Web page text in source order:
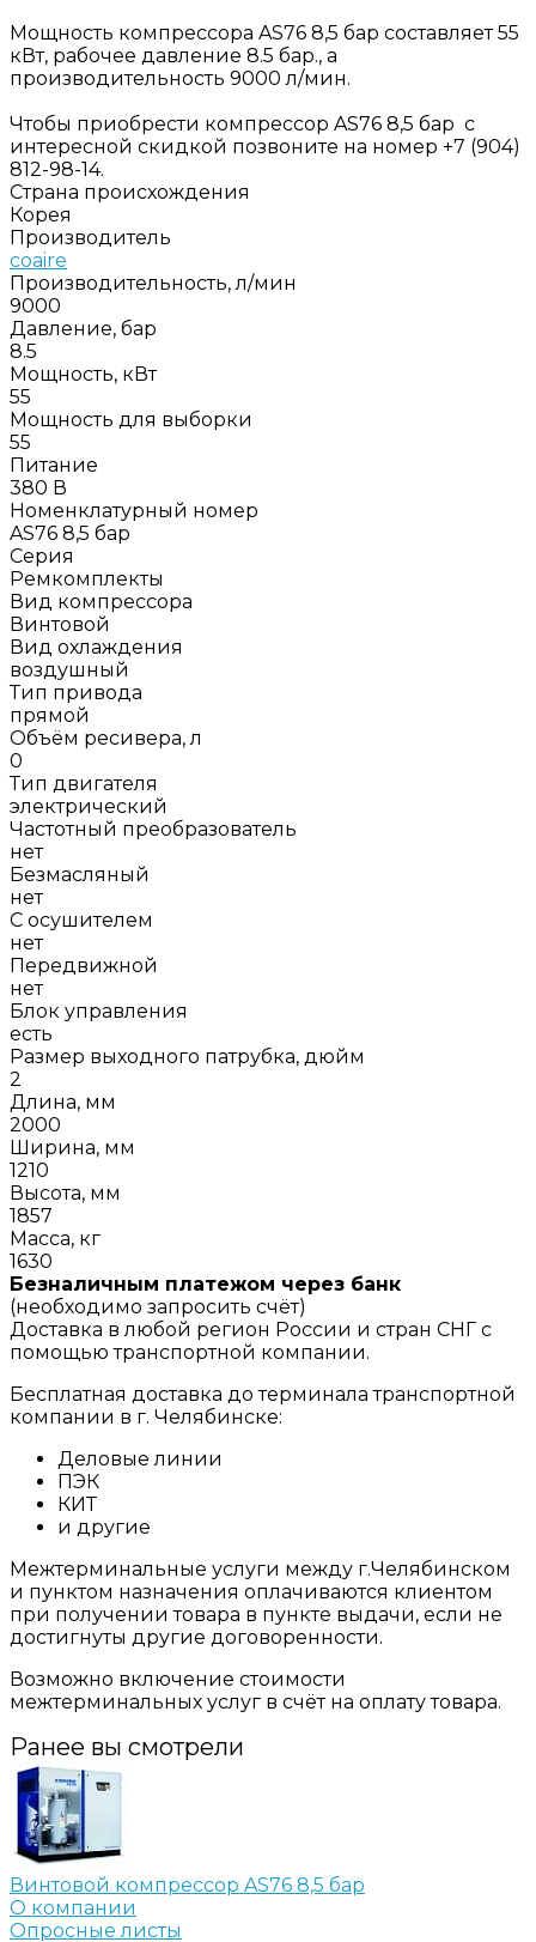
Мощность компрессора AS76 8,5 бар составляет 55
кВт, рабочее давление 8.5 бар., а
производительность 9000 л/мин.
Чтобы приобрести компрессор AS76 8,5 бар с
интересной скидкой позвоните на номер +7 (904)
812-98-14.
Страна происхождения
Корея
Производитель
coaire
Производительность, л/мин
9000
Давление, бар
8.5
Мощность, кВт
55
Мощность для выборки
55
Питание
380 В
Номенклатурный номер
AS76 8,5 бар
Серия
Ремкомплекты
Вид компрессора
Винтовой
Вид охлаждения
воздушный
Тип привода
прямой
Объём ресивера, л
0
Тип двигателя
электрический
Частотный преобразователь
нет
Безмасляный
нет
С осушителем
нет
Передвижной
нет
Блок управления
есть
Размер выходного патрубка, дюйм
2
Длина, мм
2000
Ширина, мм
1210
Высота, мм
1857
Масса, кг
1630
Безналичным платежом через банк
(необходимо запросить счёт)
Доставка в любой регион России и стран СНГ с
помощью транспортной компании.
Бесплатная доставка до терминала транспортной
компании в г. Челябинске:
Деловые линии
ПЭК
КИТ
и другие
Межтерминальные услуги между г.Челябинском
и пунктом назначения оплачиваются клиентом
при получении товара в пункте выдачи, если не
достигнуты другие договоренности.
Возможно включение стоимости
межтерминальных услуг в счёт на оплату товара.
Ранее вы смотрели
Винтовой компрессор AS76 8,5 бар
О компании
Опросные листы